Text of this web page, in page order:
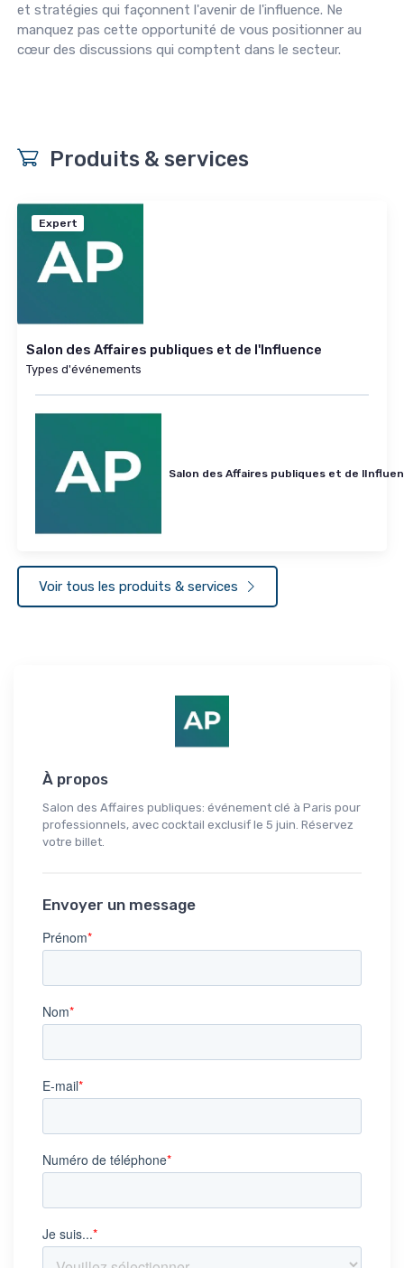
et stratégies qui façonnent l'avenir de l'influence. Ne
manquez pas cette opportunité de vous positionner au
cœur des discussions qui comptent dans le secteur.
Produits & services
Expert
Salon des Affaires publiques et de l'Influence
Types d'événements
Salon des Affaires publiques et de
Voir tous les produits & services
À propos
Salon des Affaires publiques: événement clé à Paris pour
professionnels, avec cocktail exclusif le 5 juin. Réservez
votre billet.
Envoyer un message